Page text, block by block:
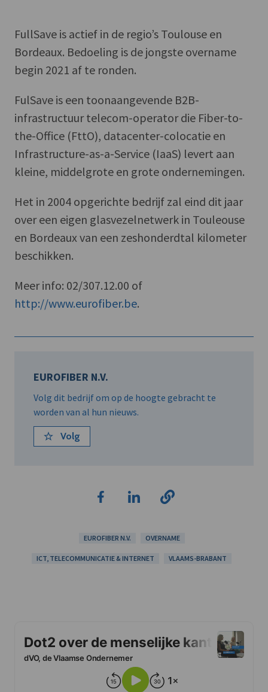
FullSave is actief in de regio’s Toulouse en
Bordeaux. Bedoeling is de jongste overname
begin 2021 af te ronden.
FulSave is een toonaangevende B2B-
infrastructuur telecom-operator die Fiber-to-
the-Office (FttO), datacenter-colocatie en
Infrastructure-as-a-Service (IaaS) levert aan
kleine, middelgrote en grote ondernemingen.
Het in 2004 opgerichte bedrijf zal eind dit jaar
over een eigen glasvezelnetwerk in Touleouse
en Bordeaux van een zeshonderdtal kilometer
beschikken.
Meer info: 02/307.12.00 of
http://www.eurofiber.be.
EUROFIBER N.V.
Volg dit bedrijf om op de hoogte gebracht te
worden van al hun nieuws.
Volg
EUROFIBER N.V. OVERNAME
ICT, TELECOMMUNICATIE & INTERNET VLAAMS-BRABANT